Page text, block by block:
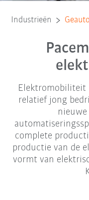
Industrieën
Elektromobiliteit
relatief jong
nieuwe
complete
productie van de
vormt van